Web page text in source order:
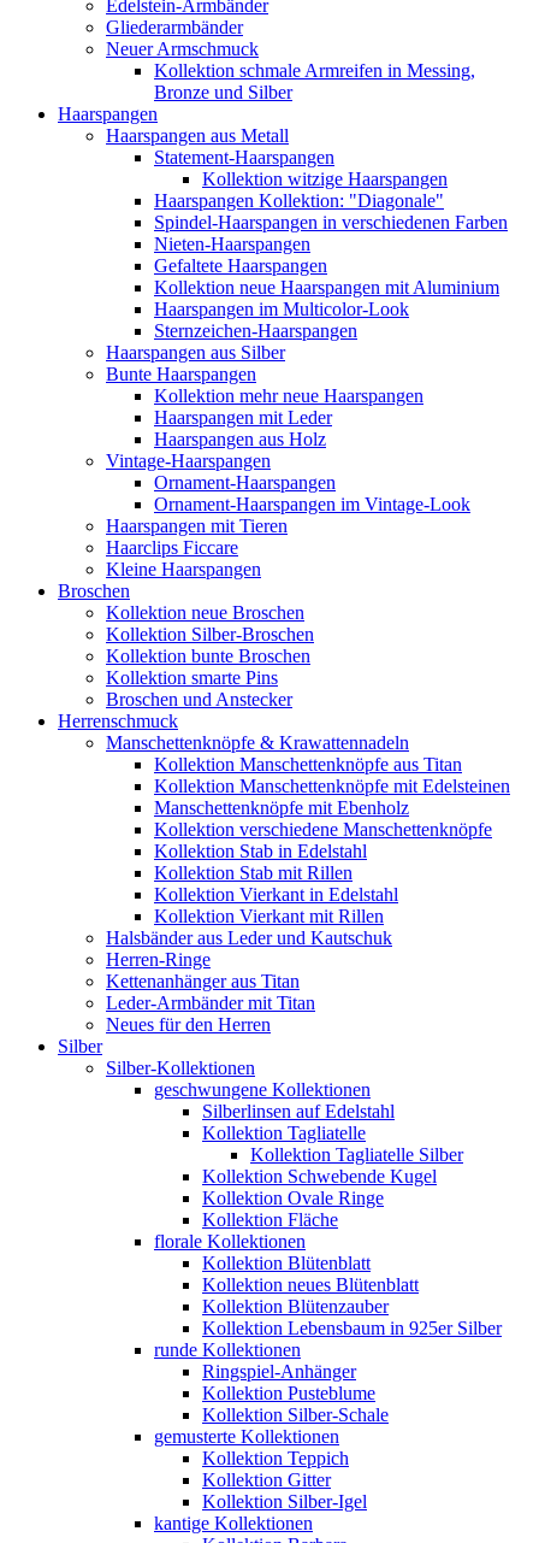
Edelstein-Armbänder
Gliederarmbänder
Neuer Armschmuck
Kollektion schmale Armreifen in Messing,
Bronze und Silber
Haarspangen
Haarspangen aus Metall
Statement-Haarspangen
Kollektion witzige Haarspangen
Haarspangen Kollektion: "Diagonale"
Spindel-Haarspangen in verschiedenen Farben
Nieten-Haarspangen
Gefaltete Haarspangen
Kollektion neue Haarspangen mit Aluminium
Haarspangen im Multicolor-Look
Sternzeichen-Haarspangen
Haarspangen aus Silber
Bunte Haarspangen
Kollektion mehr neue Haarspangen
Haarspangen mit Leder
Haarspangen aus Holz
Vintage-Haarspangen
Ornament-Haarspangen
Ornament-Haarspangen im Vintage-Look
Haarspangen mit Tieren
Haarclips Ficcare
Kleine Haarspangen
Broschen
Kollektion neue Broschen
Kollektion Silber-Broschen
Kollektion bunte Broschen
Kollektion smarte Pins
Broschen und Anstecker
Herrenschmuck
Manschettenknöpfe & Krawattennadeln
Kollektion Manschettenknöpfe aus Titan
Kollektion Manschettenknöpfe mit Edelsteinen
Manschettenknöpfe mit Ebenholz
Kollektion verschiedene Manschettenknöpfe
Kollektion Stab in Edelstahl
Kollektion Stab mit Rillen
Kollektion Vierkant in Edelstahl
Kollektion Vierkant mit Rillen
Halsbänder aus Leder und Kautschuk
Herren-Ringe
Kettenanhänger aus Titan
Leder-Armbänder mit Titan
Neues für den Herren
Silber
Silber-Kollektionen
geschwungene Kollektionen
Silberlinsen auf Edelstahl
Kollektion Tagliatelle
Kollektion Tagliatelle Silber
Kollektion Schwebende Kugel
Kollektion Ovale Ringe
Kollektion Fläche
florale Kollektionen
Kollektion Blütenblatt
Kollektion neues Blütenblatt
Kollektion Blütenzauber
Kollektion Lebensbaum in 925er Silber
runde Kollektionen
Ringspiel-Anhänger
Kollektion Pusteblume
Kollektion Silber-Schale
gemusterte Kollektionen
Kollektion Teppich
Kollektion Gitter
Kollektion Silber-Igel
kantige Kollektionen